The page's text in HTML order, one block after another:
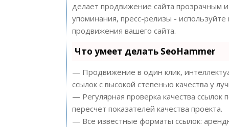
делает продвижение сайта прозрачным
упоминания, пресс-релизы -
продвижения вашего сайта.
Что умеет делать SeoHammer
— Продвижение в один клик,
ссылок с высокой степенью качества у
— Регулярная проверка качества
пересчет показателей качества проекта.
— Все известные форматы ссылок: